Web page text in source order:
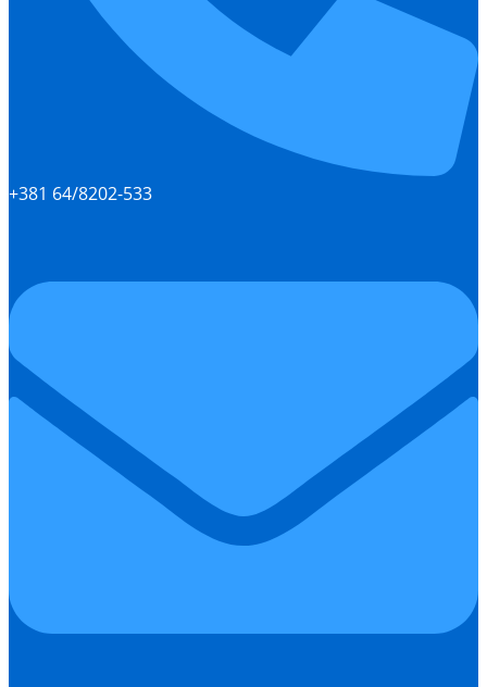
+381 64/8202-533